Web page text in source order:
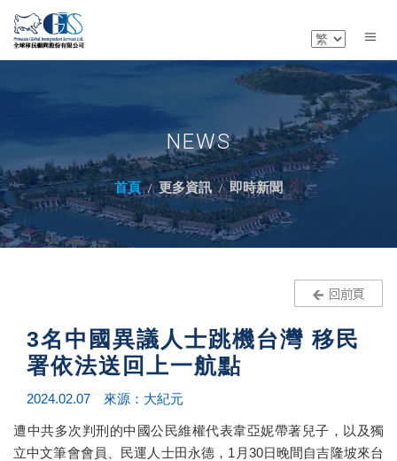
NEWS
首頁 更多資訊 即時新聞
3名中國異議人士跳機台灣 移民
署依法送回上一航點
2024.02.07 來源：大紀元
遭中共多次判刑的中國公民維權代表韋亞妮帶著兒子，以及獨
立中文筆會會員、民運人士田永德，1月30日晚間自吉隆坡來台